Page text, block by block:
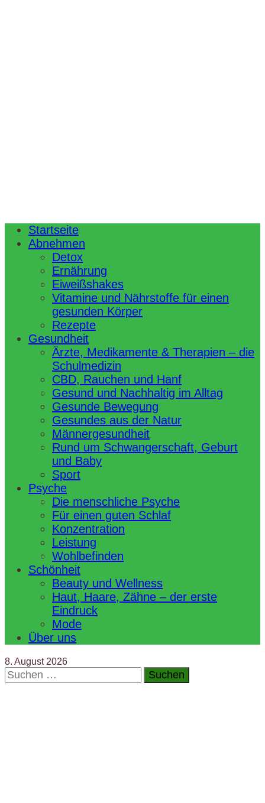
Startseite
Abnehmen
Detox
Ernährung
Eiweißshakes
Vitamine und Nährstoffe für einen
gesunden Körper
Rezepte
Gesundheit
Ärzte, Medikamente & Therapien – die
Schulmedizin
CBD, Rauchen und Hanf
Gesund und Nachhaltig im Alltag
Gesunde Bewegung
Gesundes aus der Natur
Männergesundheit
Rund um Schwangerschaft, Geburt
und Baby
Sport
Psyche
Die menschliche Psyche
Für einen guten Schlaf
Konzentration
Leistung
Wohlbefinden
Schönheit
Beauty und Wellness
Haut, Haare, Zähne – der erste
Eindruck
Mode
Über uns
8. August 2026
Suchen
nach: